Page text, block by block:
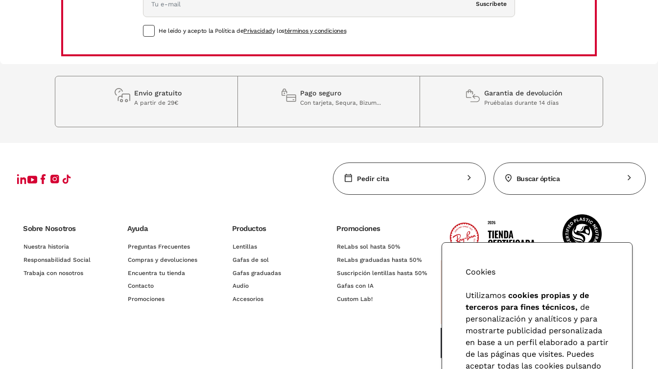
Suscríbete
He leído y acepto la Política dePrivacidady lostérminos y condiciones
Envio gratuito
A partir de 29€
Pago seguro
Con tarjeta, Sequra, Bizum...
Garantia de devolución
Pruébalas durante 14 días
Pedir cita Buscar óptica
Sobre Nosotros
Nuestra historia
Responsabilidad Social
Trabaja con nosotros
Ayuda
Preguntas Frecuentes
Compras y devoluciones
Encuentra tu tienda
Contacto
Promociones
Productos
Lentillas
Gafas de sol
Gafas graduadas
Audio
Accesorios
Promociones
ReLabs sol hasta 50%
ReLabs graduadas hasta 50%
Suscripción lentillas hasta 50%
Gafas con IA
Custom Lab!
Cookies
Utilizamos cookies propias y de
terceros para fines técnicos, de
personalización y analíticos y para
mostrarte publicidad personalizada
en base a un perfil elaborado a partir
de las páginas que visites. Puedes
aceptar todas las cookies pulsando